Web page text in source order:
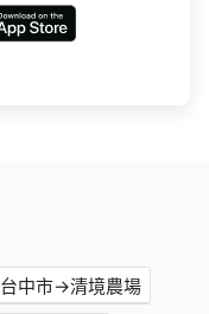
台中市→清境農場